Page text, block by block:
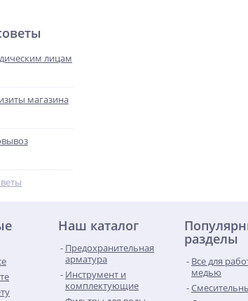
4 ROMMER
2,5 бар
руб.
-68%
лицам
магазина
Наш каталог
Предохранительная
арматура
Инструмент и
комплектующие
разделы
Все для
медью